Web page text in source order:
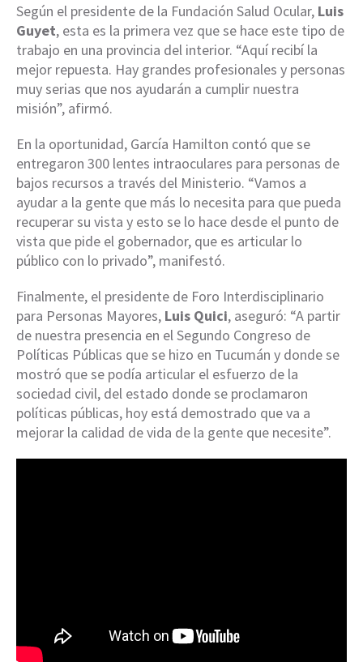
Según el presidente de la Fundación Salud Ocular, Luis
Guyet, esta es la primera vez que se hace este tipo de
trabajo en una provincia del interior. “Aquí recibí la
mejor repuesta. Hay grandes profesionales y personas
muy serias que nos ayudarán a cumplir nuestra
misión”, afirmó.
En la oportunidad, García Hamilton contó que se
entregaron 300 lentes intraoculares para personas de
bajos recursos a través del Ministerio. “Vamos a
ayudar a la gente que más lo necesita para que pueda
recuperar su vista y esto se lo hace desde el punto de
vista que pide el gobernador, que es articular lo
público con lo privado”, manifestó.
Finalmente, el presidente de Foro Interdisciplinario
para Personas Mayores, Luis Quici, aseguró: “A partir
de nuestra presencia en el Segundo Congreso de
Políticas Públicas que se hizo en Tucumán y donde se
mostró que se podía articular el esfuerzo de la
sociedad civil, del estado donde se proclamaron
políticas públicas, hoy está demostrado que va a
mejorar la calidad de vida de la gente que necesite”.